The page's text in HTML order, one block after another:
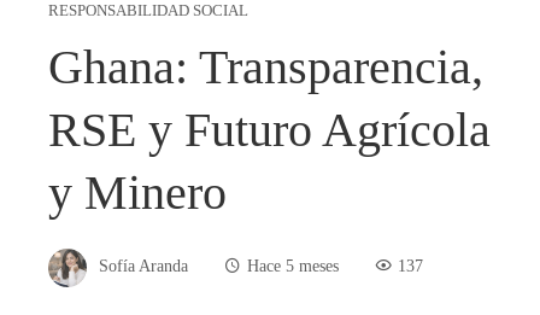
RESPONSABILIDAD SOCIAL
Ghana: Transparencia,
RSE y Futuro Agrícola
y Minero
Sofía Aranda Hace 5 meses 137